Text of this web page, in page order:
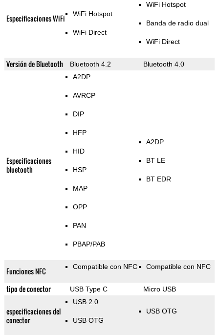
Especificaciones WiFi WiFi Hotspot
WiFi Direct
WiFi Hotspot
Banda de radio dual
WiFi Direct
Versión de Bluetooth Bluetooth 4.2 Bluetooth 4.0
Especificaciones
bluetooth
A2DP
AVRCP
DIP
HFP
HID
HSP
MAP
OPP
PAN
PBAP/PAB
A2DP
BT LE
BT EDR
Funciones NFC Compatible con NFC Compatible con NFC
tipo de conector USB Type C Micro USB
especificaciones del
conector
USB 2.0
USB OTG
USB OTG